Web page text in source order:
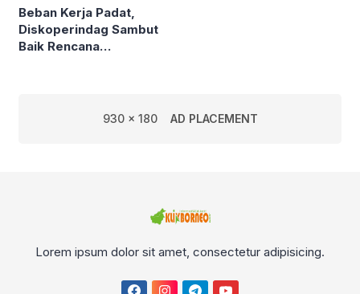
Beban Kerja Padat,
Diskoperindag Sambut
Baik Rencana
930 x 180 AD PLACEMENT
Lorem ipsum dolor sit amet, consectetur adipisicing.